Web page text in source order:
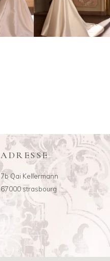
ADRESSE
7b Qai Kellermann
67000 strasbourg